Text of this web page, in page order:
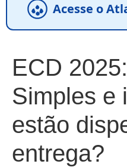
Acesse o
ECD
Simples e
estão
entrega?